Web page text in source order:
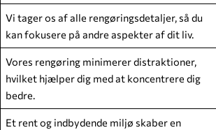
Vi tager os af alle rengøringsdetaljer, så du
kan fokusere på andre aspekter af dit liv.
Vores rengøring minimerer distraktioner,
hvilket hjælper dig med at koncentrere dig
bedre.
Et rent og indbydende miljø skaber en